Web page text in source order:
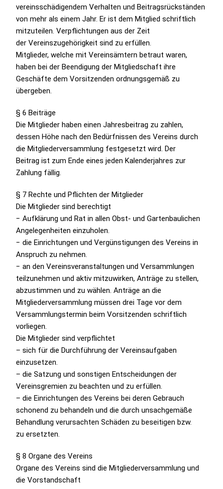
vereinsschädigendem Verhalten und Beitragsrückständen
von mehr als einem Jahr. Er ist dem Mitglied schriftlich
mitzuteilen. Verpflichtungen aus der Zeit
der Vereinszugehörigkeit sind zu erfüllen.
Mitglieder, welche mit Vereinsämtern betraut waren,
haben bei der Beendigung der Mitgliedschaft ihre
Geschäfte dem Vorsitzenden ordnungsgemäß zu
übergeben.
§ 6 Beiträge
Die Mitglieder haben einen Jahresbeitrag zu zahlen,
dessen Höhe nach den Bedürfnissen des Vereins durch
die Mitgliederversammlung festgesetzt wird. Der
Beitrag ist zum Ende eines jeden Kalenderjahres zur
Zahlung fällig.
§ 7 Rechte und Pflichten der Mitglieder
Die Mitglieder sind berechtigt
− Aufklärung und Rat in allen Obst- und Gartenbaulichen
Angelegenheiten einzuholen.
− die Einrichtungen und Vergünstigungen des Vereins in
Anspruch zu nehmen.
− an den Vereinsveranstaltungen und Versammlungen
teilzunehmen und aktiv mitzuwirken, Anträge zu stellen,
abzustimmen und zu wählen. Anträge an die
Mitgliederversammlung müssen drei Tage vor dem
Versammlungstermin beim Vorsitzenden schriftlich
vorliegen.
Die Mitglieder sind verpflichtet
– sich für die Durchführung der Vereinsaufgaben
einzusetzen.
– die Satzung und sonstigen Entscheidungen der
Vereinsgremien zu beachten und zu erfüllen.
– die Einrichtungen des Vereins bei deren Gebrauch
schonend zu behandeln und die durch unsachgemäße
Behandlung verursachten Schäden zu beseitigen bzw.
zu ersetzten.
§ 8 Organe des Vereins
Organe des Vereins sind die Mitgliederversammlung und
die Vorstandschaft